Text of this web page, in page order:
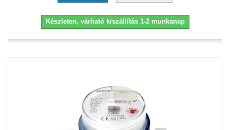
Készleten, várható kiszállítás 1-2 munkanap